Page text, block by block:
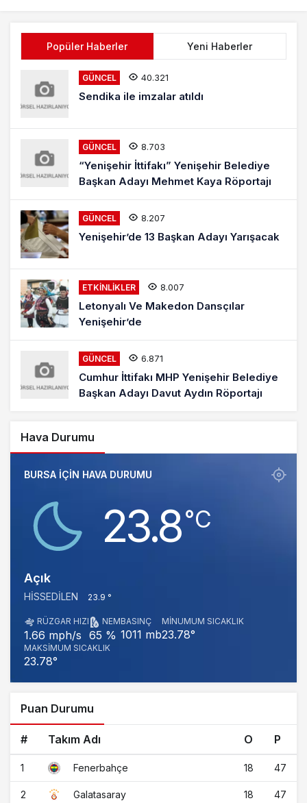
Popüler Haberler Yeni Haberler
GÜNCEL 40.321
Sendika ile imzalar atıldı
GÜNCEL 8.703
“Yenişehir İttifakı” Yenişehir Belediye
Başkan Adayı Mehmet Kaya Röportajı
GÜNCEL 8.207
Yenişehir’de 13 Başkan Adayı Yarışacak
ETKINLIKLER 8.007
Letonyalı Ve Makedon Dansçılar
Yenişehir’de
GÜNCEL 6.871
Cumhur İttifakı MHP Yenişehir Belediye
Başkan Adayı Davut Aydın Röportajı
Hava Durumu
BURSA IÇIN HAVA DURUMU
23.8‎°C
Açık
HISSEDILEN 23.9 °
RÜZGAR HIZI
1.66 mph/s
NEM
65 %
BASINÇ
1011 mb
MINUMUM SICAKLIK
23.78°
MAKSIMUM SICAKLIK
23.78°
Puan Durumu
# Takım Adı O P
1 Fenerbahçe 18 47
2 Galatasaray 18 47